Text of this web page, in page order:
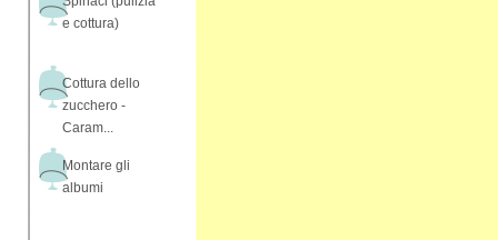
e cottura)
Cottura dello
zucchero -
Caram...
Montare gli
albumi